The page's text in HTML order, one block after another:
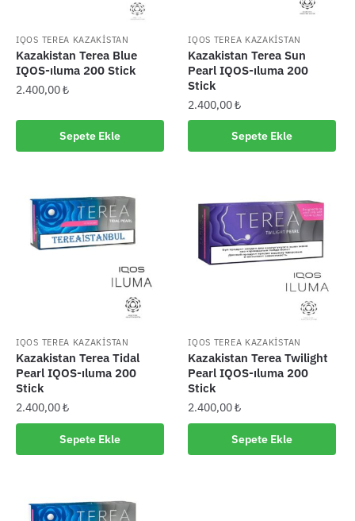
IQOS TEREA KAZAKİSTAN
Kazakistan Terea Blue
IQOS-ıluma 200 Stick
2.400,00₺
Sepete Ekle
IQOS TEREA KAZAKİSTAN
Kazakistan Terea Sun
Pearl IQOS-ıluma 200
Stick
2.400,00₺
Sepete Ekle
IQOS TEREA KAZAKİSTAN
Kazakistan Terea Tidal
Pearl IQOS-ıluma 200
Stick
2.400,00₺
Sepete Ekle
IQOS TEREA KAZAKİSTAN
Kazakistan Terea Twilight
Pearl IQOS-ıluma 200
Stick
2.400,00₺
Sepete Ekle